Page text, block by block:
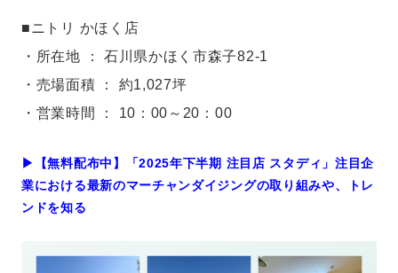
■ニトリ かほく店
・所在地 ： 石川県かほく市森子82-1
・売場面積 ： 約1,027坪
・営業時間 ： 10：00～20：00
▶︎【無料配布中】「2025年下半期 注目店 スタディ」注目企
業における最新のマーチャンダイジングの取り組みや、トレ
ンドを知る